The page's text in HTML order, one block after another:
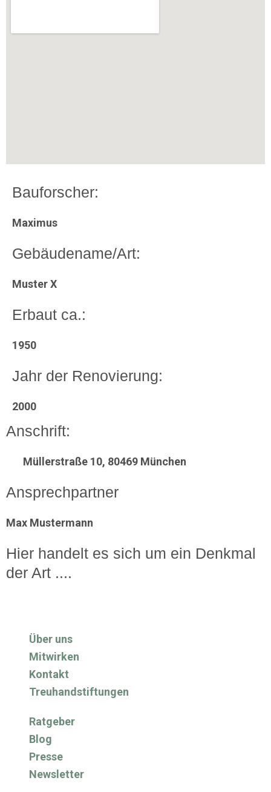
Bauforscher:
Maximus
Gebäudename/Art:
Muster X
Erbaut ca.:
1950
Jahr der Renovierung:
2000
Anschrift:
Müllerstraße 10, 80469 München
Ansprechpartner
Max Mustermann
Hier handelt es sich um ein Denkmal
der Art ....
Über uns
Mitwirken
Kontakt
Treuhandstiftungen
Ratgeber
Blog
Presse
Newsletter